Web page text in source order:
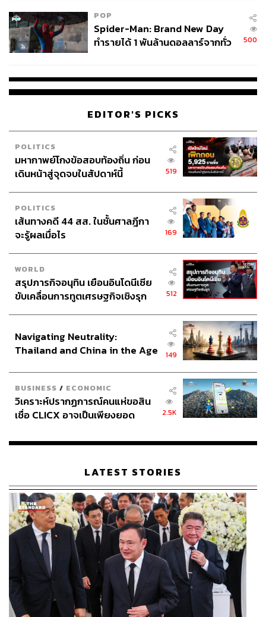
ความสุขและมิตรภาพเป็นที่หนึ่ง
Open:เริ่มกิจกรรมเวลา 07.30 น. เป็นต้นไป
When:วันเสาร์ที่ 21 มีนาคม 2569
More Info:Slowcombo
Active Rave
ปรากฏการณ์ใหม่ใจกลางสุขุทวิทเมื่อ TicTacToe จับมือกับ
รูทการวิ่งที่สนุกที่สุดก่อนจะเข้าสู่โหมดปาร์ตี้แบบเต็มรูปแบบ
เริ่มต้นช่วงเช้าด้วยการวิ่งรอบเมือง รูทซิตี้รันที่คัดสรรมา
อย่างดีโดยทีม Sabai Run Club ให้คุณได้วอร์มอัพร่างกาย
และเรียกเหงื่อไปกับเพื่อนร่วมอุดมการณ์ ก่อนจะมุ่งหน้าสู่ชั้น
5 ของ Emsphere ที่จะพาทุกคนไปเข้าสู่ช่วงปาร์ตี้ต่อให้สุด
เหวี่ยงกับไลน์อัปดีเจในบรรยากาศสุดล้ำสไตล์ Tictactoe ใคร
ที่อยากสัมผัสประสบการณ์วิ่งเสร็จแล้วปาร์ตี้ต่อ ในแบบที่ไม่
เคยมีมาก่อน ห้ามพลาดงานวิ่งนี้เด็ดขาด
POP
Spider-Man: Brand New Day
ทำรายได้ 1 พันล้านดอลลาร์จากทั่ว
500
EDITOR'S PICKS
POLITICS
มหากาพย์โกงข้อสอบท้องถิ่น ก่อน
เดินหน้าสู่จุดจบในสัปดาห์นี้
519
POLITICS
เส้นทางคดี 44 สส. ในชั้นศาลฎีกา
จะรู้ผลเมื่อไร
169
WORLD
สรุปภารกิจอนุทิน เยือนอินโดนีเซีย
ขับเคลื่อนการทูตเศรษฐกิจเชิงรุก
512
Navigating Neutrality:
Thailand and China in the Age
149
BUSINESS / ECONOMIC
วิเคราะห์ปรากฏการณ์คนแห่ขอสิน
เชื่อ CLICX อาจเป็นเพียงยอด
เรือนไทยที่ถูกซุกไว้
2.5K
LATEST STORIES